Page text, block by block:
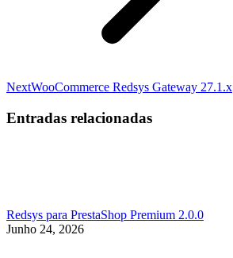
NextNext
WooCommerce Redsys Gateway 27.1.x
Entradas relacionadas
Redsys para PrestaShop Premium 2.0.0
Junho 24, 2026